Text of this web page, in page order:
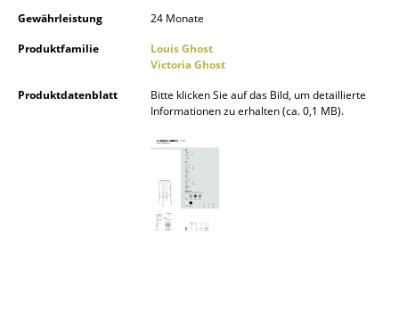
Vasen
Tabletts
Büroutensilien
Gewährleistung
24 Monate
Produktfamilie
Louis Ghost
Victoria Ghost
Produktdatenblatt
Bitte klicken Sie auf das Bild, um detaillierte
Informationen zu erhalten (ca. 0,1 MB).